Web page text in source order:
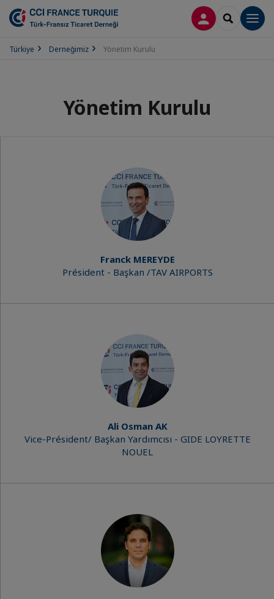
LOG INSEARCH
Türkiye Derneğimiz Yönetim Kurulu
Yönetim Kurulu
Franck MEREYDE
Président - Başkan /TAV AIRPORTS
Ali Osman AK
Vice-Président/ Başkan Yardımcısı - GIDE LOYRETTE
NOUEL